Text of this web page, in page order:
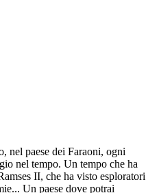
nel paese dei Faraoni, ogni
nel tempo. Un tempo che ha
II, che ha visto esploratori
Un paese dove potrai